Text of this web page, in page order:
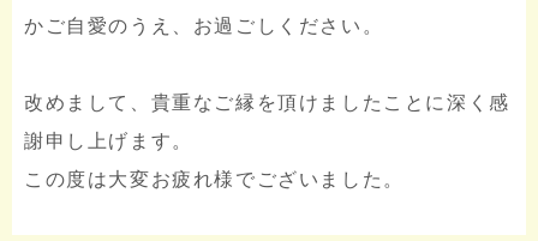
かご自愛のうえ、お過ごしください。
改めまして、貴重なご縁を頂けましたことに深く感
謝申し上げます。
この度は大変お疲れ様でございました。